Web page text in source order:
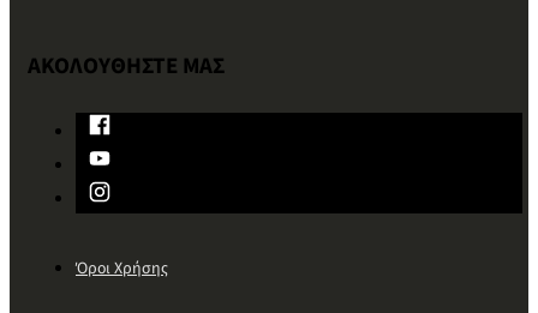
ΑΚΟΛΟΥΘΗΣΤΕ ΜΑΣ
Όροι Χρήσης